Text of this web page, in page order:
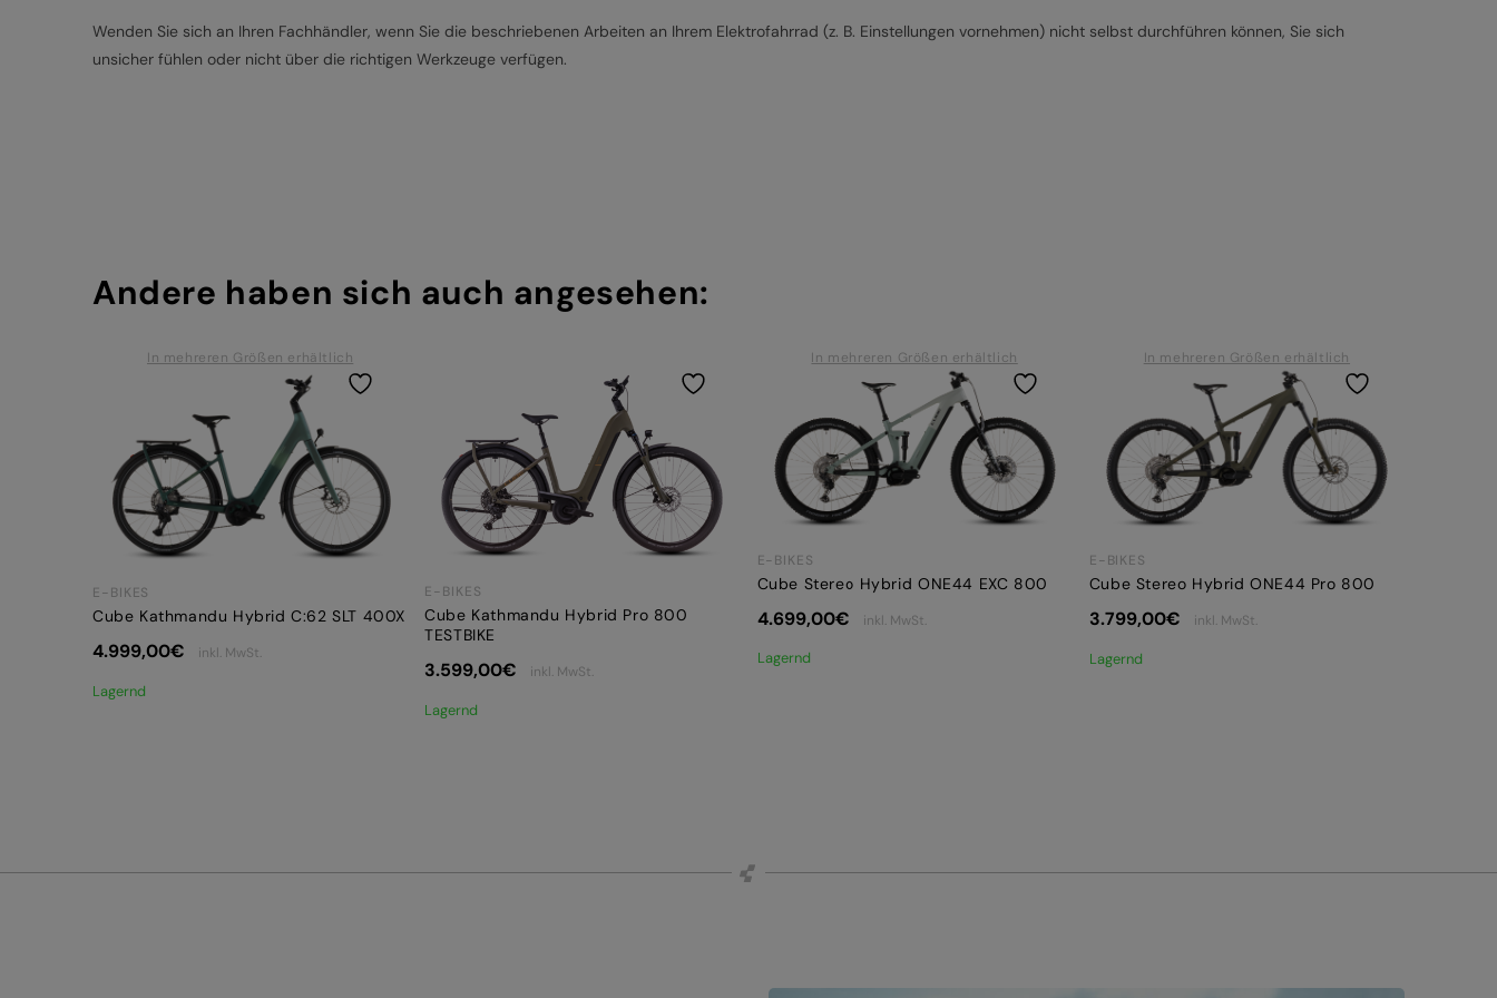
Wenden Sie sich an Ihren Fachhändler, wenn Sie die beschriebenen Arbeiten an Ihrem Elektrofahrrad (z. B. Einstellungen vornehmen) nicht selbst durchführen können, Sie sich
unsicher fühlen oder nicht über die richtigen Werkzeuge verfügen.
Andere haben sich auch angesehen:
In mehreren Größen erhältlich
E-BIKES
Cube Kathmandu Hybrid C:62 SLT 400X
4.999,00€ inkl. MwSt.
Lagernd
E-BIKES
Cube Kathmandu Hybrid Pro 800
TESTBIKE
3.599,00€ inkl. MwSt.
Lagernd
In mehreren Größen erhältlich
E-BIKES
Cube Stereo Hybrid ONE44 EXC 800
4.699,00€ inkl. MwSt.
Lagernd
In mehreren Größen erhältlich
E-BIKES
Cube Stereo Hybrid ONE44 Pro 800
3.799,00€ inkl. MwSt.
Lagernd